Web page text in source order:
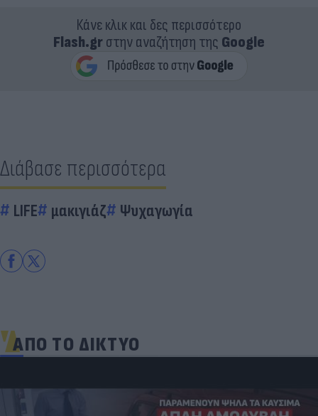
Κάνε κλικ και δες περισσότερο
Flash.grστην αναζήτηση της Google
Διάβασε περισσότερα
LIFE μακιγιάζ Ψυχαγωγία
ΑΠΟ ΤΟ ΔΙΚΤΥΟ